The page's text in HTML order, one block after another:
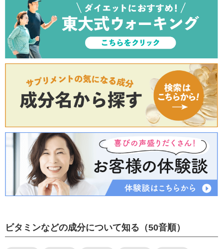
ビタミンなどの成分について知る（50音順）